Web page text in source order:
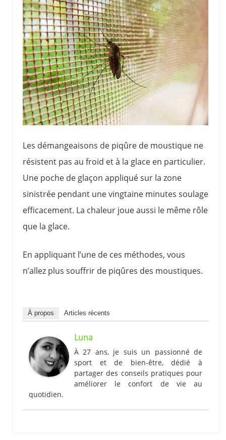
Les démangeaisons de piqûre de moustique ne
résistent pas au froid et à la glace en particulier.
Une poche de glaçon appliqué sur la zone
sinistrée pendant une vingtaine minutes soulage
efficacement. La chaleur joue aussi le même rôle
que la glace.
En appliquant l’une de ces méthodes, vous
n’allez plus souffrir de piqûres des moustiques.
À propos Articles récents
Luna
À 27 ans, je suis un passionné de
sport et de bien-être, dédié à
partager des conseils pratiques pour
améliorer le confort de vie au
quotidien.